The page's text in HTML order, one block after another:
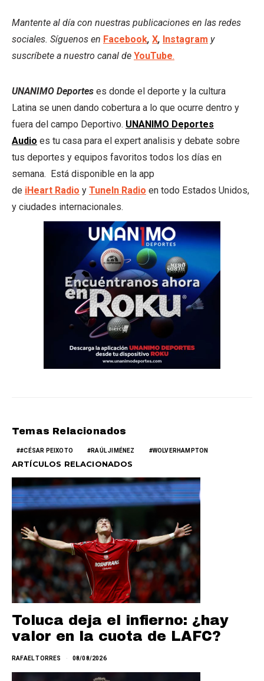
Mantente al día con nuestras publicaciones en las redes
sociales. Síguenos en Facebook, X, Instagram y
suscríbete a nuestro canal de YouTube.
UNANIMO Deportes es donde el deporte y la cultura
Latina se unen dando cobertura a lo que ocurre dentro y
fuera del campo Deportivo. UNANIMO Deportes
Audio es tu casa para el expert analisis y debate sobre
tus deportes y equipos favoritos todos los días en
semana. Está disponible en la app
de iHeart Radio y TuneIn Radio en todo Estados Unidos,
y ciudades internacionales.
Temas Relacionados
#CÉSAR PEIXOTO RAÚL JIMÉNEZ WOLVERHAMPTON
ARTÍCULOS RELACIONADOS
Toluca deja el infierno: ¿hay
valor en la cuota de LAFC?
RAFAEL TORRES 08/08/2026